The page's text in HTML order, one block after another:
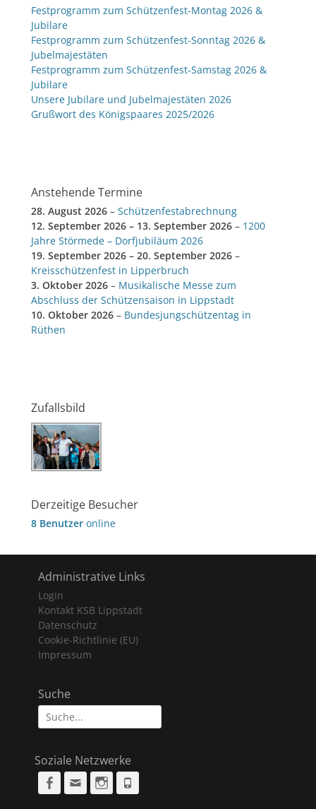
Festprogramm zum Schützenfest-Montag 2026 &
Jubilare
Festprogramm zum Schützenfest-Sonntag 2026 &
Jubelmajestäten
Festprogramm zum Schützenfest-Samstag 2026 &
Jubilare
Unsere Jubilare und Jubelmajestäten 2026
Grußwort des Königspaares 2025/2026
Anstehende Termine
28. August 2026 – Schützenfestabrechnung
12. September 2026 – 13. September 2026 – 1200
Jahre Störmede – Dorfjubiläum 2026
19. September 2026 – 20. September 2026 –
Kreisschützenfest in Lipperbruch
3. Oktober 2026 – Musikalische Messe zum
Abschluss der Schützensaison in Lippstadt
10. Oktober 2026 – Bundesjungschützentag in
Rüthen
Zufallsbild
Derzeitige Besucher
8 Benutzer online
Administrative Links
Login
Kontakt KSB Lippstadt
Datenschutz
Cookie-Richtlinie (EU)
Impressum
Suche
Suche
nach:
Soziale Netzwerke
Facebook
Email Instagram